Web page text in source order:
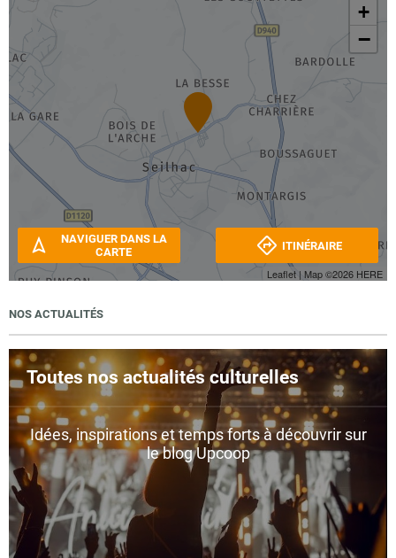
+
−
Leaflet | Map ©2026 HERE
NAVIGUER DANS LA
CARTE
ITINÉRAIRE
NOS ACTUALITÉS
Toutes nos actualités culturelles
Idées, inspirations et temps forts à découvrir sur
le blog Upcoop